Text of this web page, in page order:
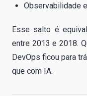
Observabilidade
Esse salto é
entre 2013 e 2018.
DevOps ficou para
que com IA.